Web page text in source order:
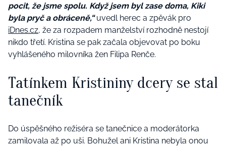
pocit, že jsme spolu. Když jsem byl zase doma, Kiki
byla pryč a obráceně,“uvedl herec a zpěvák pro
iDnes.cz, že za rozpadem manželství rozhodně nestojí
nikdo třetí. Kristina se pak začala objevovat po boku
vyhlášeného milovníka žen Filipa Renče.
Tatínkem Kristininy dcery se stal
tanečník
Do úspěšného režiséra se tanečnice a moderátorka
zamilovala až po uši. Bohužel ani Kristina nebyla onou